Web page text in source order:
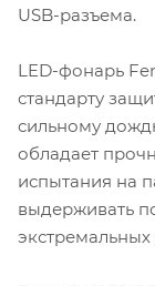
USB-разъема.
LED-фонарь
стандарту
сильному
обладает
испытания на
выдерживать
экстремальных